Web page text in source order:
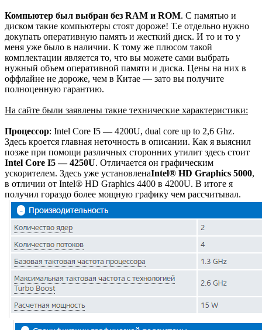
Компьютер был выбран без RAM и ROM. С памятью и
диском такие компьютеры стоят дороже! Т.е отдельно нужно
докупать оперативную память и жесткий диск. И то и то у
меня уже было в наличии. К тому же плюсом такой
комплектации является то, что вы можете сами выбрать
нужный объем оперативной памяти и диска. Цены на них в
оффлайне не дороже, чем в Китае — зато вы получите
полноценную гарантию.
На сайте были заявлены такие технические характеристики:
Процессор: Intel Core I5 — 4200U, dual core up to 2,6 Ghz.
Здесь кроется главная неточность в описании. Как я выяснил
позже при помощи различных сторонних утилит здесь стоит
Intel Core I5 — 4250U. Отличается он графическим
ускорителем. Здесь уже установленаIntel® HD Graphics 5000,
в отличии от Intel® HD Graphics 4400 в 4200U. В итоге я
получил гораздо более мощную графику чем рассчитывал.